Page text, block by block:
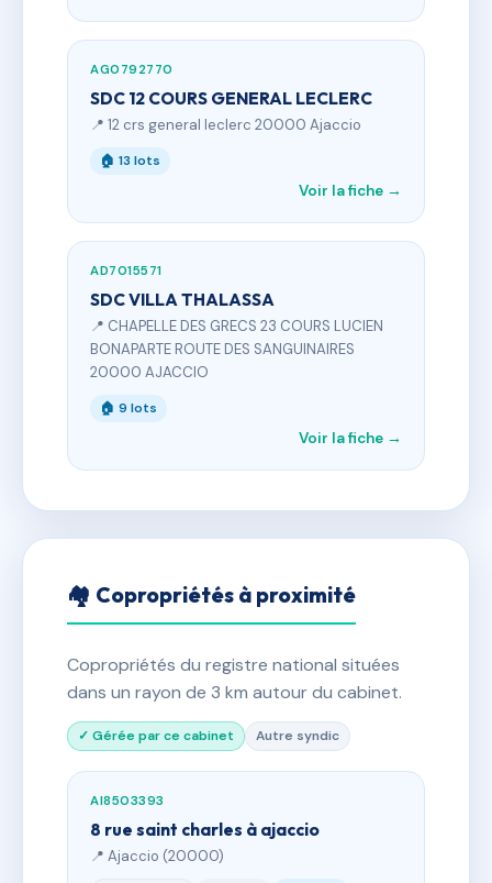
AG0792770
SDC 12 COURS GENERAL LECLERC
📍 12 crs general leclerc 20000 Ajaccio
🏠 13 lots
Voir la fiche →
AD7015571
SDC VILLA THALASSA
📍 CHAPELLE DES GRECS 23 COURS LUCIEN
BONAPARTE ROUTE DES SANGUINAIRES
20000 AJACCIO
🏠 9 lots
Voir la fiche →
🏘 Copropriétés à proximité
Copropriétés du registre national situées
dans un rayon de 3 km autour du cabinet.
✓ Gérée par ce cabinet Autre syndic
AI8503393
8 rue saint charles à ajaccio
📍 Ajaccio (20000)